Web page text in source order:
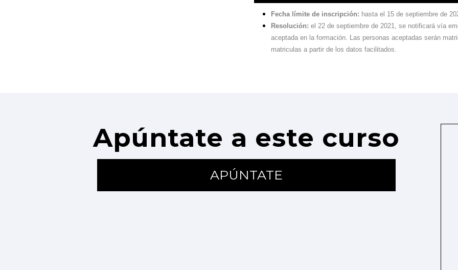
Fecha límite de inscripción: hasta el 15 de septiembre de
Resolución: el 22 de septiembre de 2021, se notificará vía
aceptada en la formación. Las personas aceptadas serán
matriculas a partir de los datos facilitados.
Apúntate a este curso
APÚNTATE